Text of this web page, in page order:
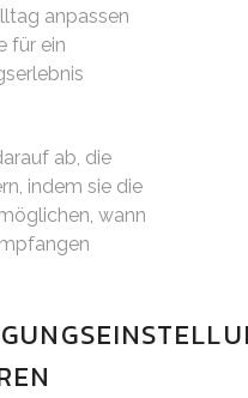
anpassen
für ein
ab, die
indem sie die
wann